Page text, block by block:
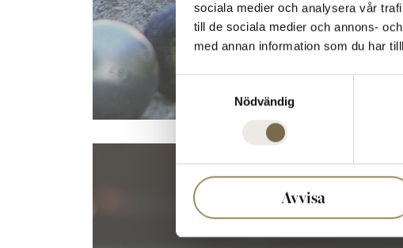
sociala medier och analysera vår
till de sociala medier och annons-
med annan information som du har
Nödvändig
Avvisa